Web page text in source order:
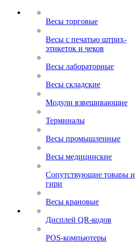
Весы торговые
Весы с печатью штрих-
этикеток и чеков
Весы лабораторные
Весы складские
Модули взвешивающие
Терминалы
Весы промышленные
Весы медицинские
Сопутствующие товары и
гири
Весы крановые
Дисплей QR-кодов
POS-компьютеры